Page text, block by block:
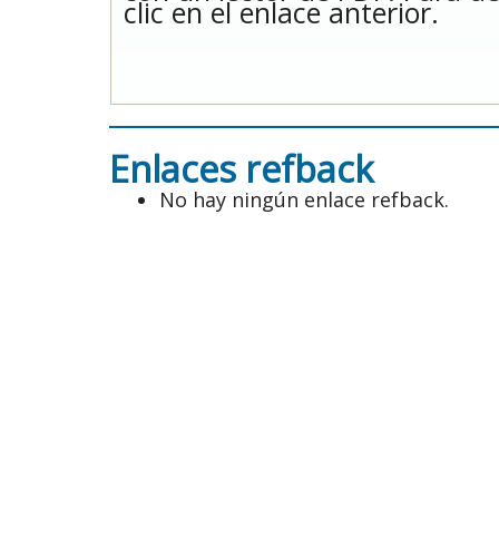
clic en el enlace anterior.
Enlaces refback
No hay ningún enlace refback.